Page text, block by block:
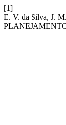
[1]
E. V. da Silva, J.